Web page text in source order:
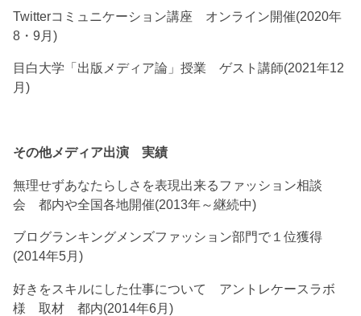
Twitterコミュニケーション講座 オンライン開催(2020年
8・9月)
目白大学「出版メディア論」授業 ゲスト講師(2021年12
月)
その他メディア出演 実績
無理せずあなたらしさを表現出来るファッション相談
会 都内や全国各地開催(2013年～継続中)
ブログランキングメンズファッション部門で１位獲得
(2014年5月)
好きをスキルにした仕事について アントレケースラボ
様 取材 都内(2014年6月)